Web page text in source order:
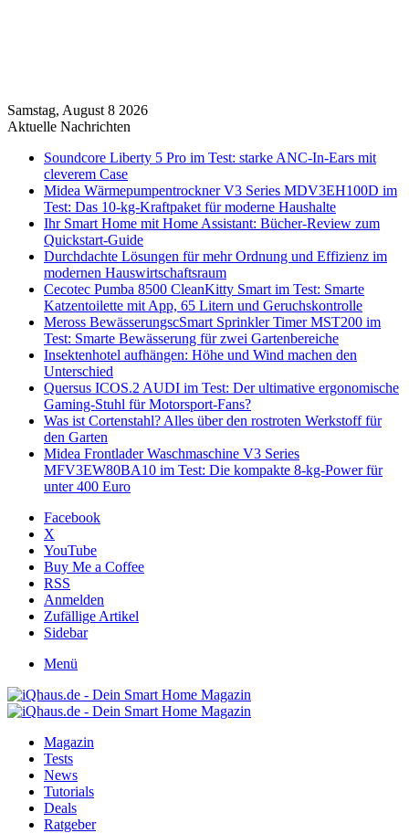
Samstag, August 8 2026
Aktuelle Nachrichten
Soundcore Liberty 5 Pro im Test: starke ANC-In-Ears mit
cleverem Case
Midea Wärmepumpentrockner V3 Series MDV3EH100D im
Test: Das 10-kg-Kraftpaket für moderne Haushalte
Ihr Smart Home mit Home Assistant: Bücher-Review zum
Quickstart-Guide
Durchdachte Lösungen für mehr Ordnung und Effizienz im
modernen Hauswirtschaftsraum
Cecotec Pumba 8500 CleanKitty Smart im Test: Smarte
Katzentoilette mit App, 65 Litern und Geruchskontrolle
Meross BewässerungscSmart Sprinkler Timer MST200 im
Test: Smarte Bewässerung für zwei Gartenbereiche
Insektenhotel aufhängen: Höhe und Wind machen den
Unterschied
Quersus ICOS.2 AUDI im Test: Der ultimative ergonomische
Gaming-Stuhl für Motorsport-Fans?
Was ist Cortenstahl? Alles über den rostroten Werkstoff für
den Garten
Midea Frontlader Waschmaschine V3 Series
MFV3EW80BA10 im Test: Die kompakte 8-kg-Power für
unter 400 Euro
Facebook
X
YouTube
Buy Me a Coffee
RSS
Anmelden
Zufällige Artikel
Sidebar
Menü
Magazin
Tests
News
Tutorials
Deals
Ratgeber